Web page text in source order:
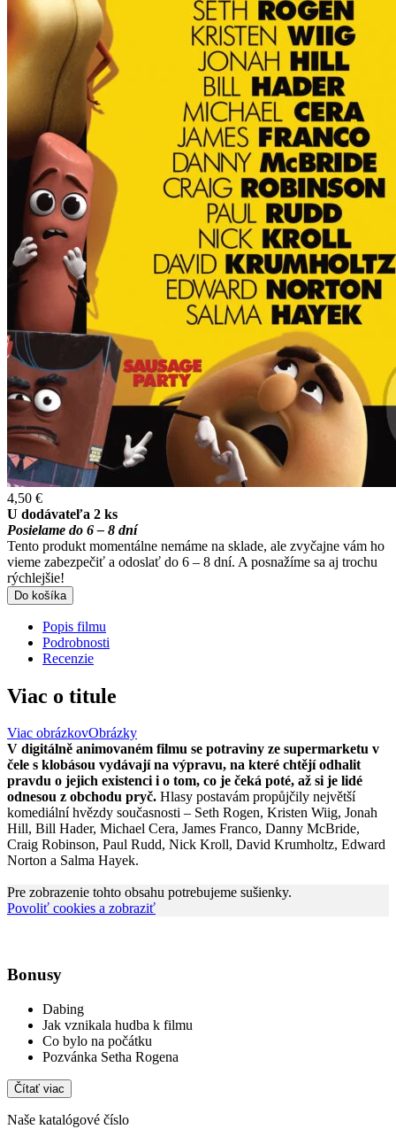
4,50 €
U dodávateľa 2 ks
Posielame do 6 – 8 dní
Tento produkt momentálne nemáme na sklade, ale zvyčajne vám ho
vieme zabezpečiť a odoslať do 6 – 8 dní. A posnažíme sa aj trochu
rýchlejšie!
Do košíka
Popis filmu
Podrobnosti
Recenzie
Viac o titule
Viac obrázkovObrázky
V digitálně animovaném filmu se potraviny ze supermarketu v
čele s klobásou vydávají na výpravu, na které chtějí odhalit
pravdu o jejich existenci i o tom, co je čeká poté, až si je lidé
odnesou z obchodu pryč. Hlasy postavám propůjčily největší
komediální hvězdy současnosti – Seth Rogen, Kristen Wiig, Jonah
Hill, Bill Hader, Michael Cera, James Franco, Danny McBride,
Craig Robinson, Paul Rudd, Nick Kroll, David Krumholtz, Edward
Norton a Salma Hayek.
Pre zobrazenie tohto obsahu potrebujeme sušienky.
Povoliť cookies a zobraziť
Bonusy
Dabing
Jak vznikala hudba k filmu
Co bylo na počátku
Pozvánka Setha Rogena
Čítať viac
Naše katalógové číslo